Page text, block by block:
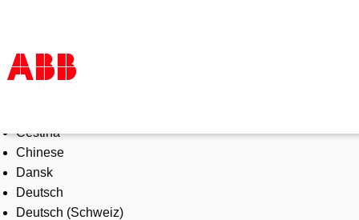
Products & Solutions
Industries
Services
About us
Where to buy
Čeština
Chinese
Dansk
Deutsch
Deutsch (Schweiz)